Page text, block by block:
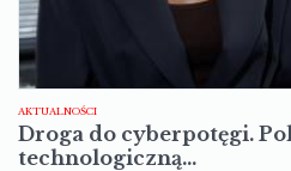
AKTUALNOŚCI
Droga do cyberpotęgi.
technologiczną…